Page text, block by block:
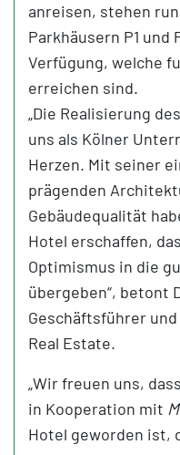
anreisen, stehen
Parkhäusern P1 und
Verfügung, welche
erreichen sind.
„Die Realisierung
uns als Kölner
Herzen. Mit seiner
prägenden
Gebäudequalität
Hotel erschaffen,
Optimismus in die
übergeben“, betont
Geschäftsführer
Real Estate.
„Wir freuen uns,
in Kooperation mit
Hotel geworden ist,